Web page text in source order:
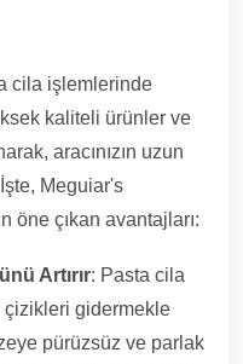
cila işlemlerinde
kaliteli ürünler ve
aracınızın uzun
Meguiar's
öne çıkan avantajları:
Artırır: Pasta cila
çizikleri gidermekle
pürüzsüz ve parlak